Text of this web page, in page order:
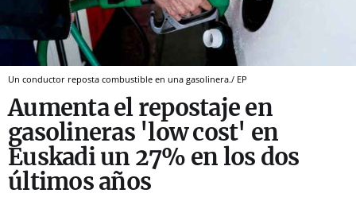
Un conductor reposta combustible en una gasolinera./ EP
Aumenta el repostaje en
gasolineras 'low cost' en
Euskadi un 27% en los dos
últimos años